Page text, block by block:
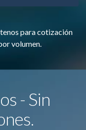
para cotización
volumen.
- Sin